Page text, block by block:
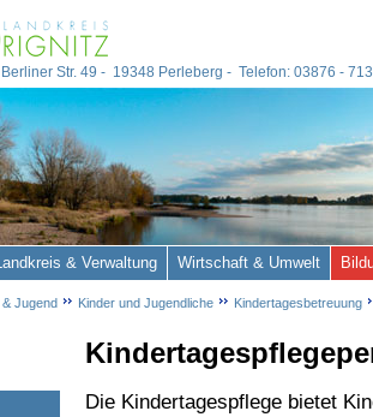
Die Kindertagespflege bietet
Berliner Str. 49 - 19348 Perleberg - Telefon: 03876 -
& Verwaltung Wirtschaft & Umwelt
& Jugend Kinder und Jugendliche Kindertagesbetreuung